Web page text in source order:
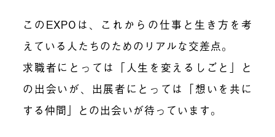
このEXPOは、これからの仕事と生き方を考
えている人たちのためのリアルな交差点。
求職者にとっては「人生を変えるしごと」と
の出会いが、出展者にとっては「想いを共に
する仲間」との出会いが待っています。